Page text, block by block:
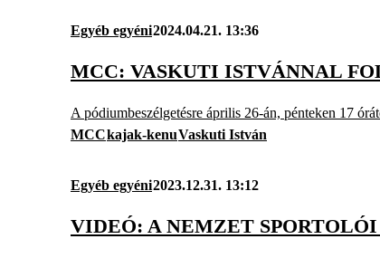
Egyéb egyéni2024.04.21. 13:36
MCC: VASKUTI ISTVÁNNAL
A pódiumbeszélgetésre április 26-án, pénteken 17
MCCkajak-kenuVaskuti István
Egyéb egyéni2023.12.31. 13:12
VIDEÓ: A NEMZET